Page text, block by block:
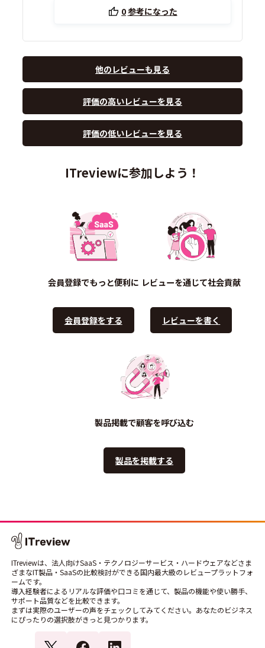
0参考になった
他のレビューも見る
評価の高いレビューを見る
評価の低いレビューを見る
ITreviewに参加しよう！
会員登録でもっと便利に
会員登録をする
レビューを通じて社会貢献
レビューを書く
製品掲載で顧客を呼び込む
製品を掲載する
ITreviewは、法人向けSaaS・テクノロジーサービス・ハードウェアなどさま
ざまなIT製品・SaaSの比較検討ができる国内最大級のレビュープラットフォ
ームです。
導入経験者によるリアルな評価や口コミを通じて、製品の機能や使い勝手、
サポート品質などを比較できます。
まずは実際のユーザーの声をチェックしてみてください。あなたのビジネス
にぴったりの選択肢がきっと見つかります。